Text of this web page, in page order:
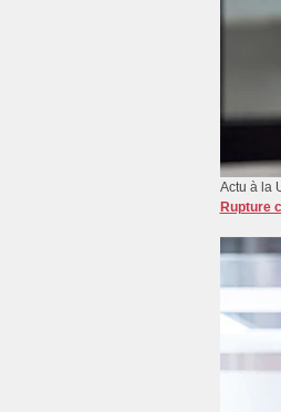
Actu à la
Rupture